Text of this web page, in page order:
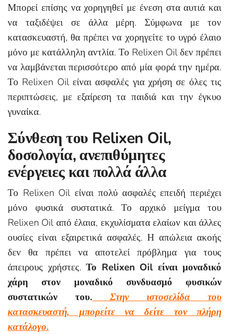
Μπορεί επίσης να χορηγηθεί με ένεση στα αυτιά και
να ταξιδέψει σε άλλα μέρη. Σύμφωνα με τον
κατασκευαστή, θα πρέπει να χορηγείτε το υγρό έλαιο
μόνο με κατάλληλη αντλία. Το Relixen Oil δεν πρέπει
να λαμβάνεται περισσότερο από μία φορά την ημέρα.
Το Relixen Oil είναι ασφαλές για χρήση σε όλες τις
περιπτώσεις, με εξαίρεση τα παιδιά και την έγκυο
γυναίκα.
Σύνθεση του Relixen Oil,
δοσολογία, ανεπιθύμητες
ενέργειες και πολλά άλλα
Το Relixen Oil είναι πολύ ασφαλές επειδή περιέχει
μόνο φυσικά συστατικά. Το αρχικό μείγμα του
Relixen Oil από έλαια, εκχυλίσματα ελαίων και άλλες
ουσίες είναι εξαιρετικά ασφαλές. Η απώλεια ακοής
δεν θα πρέπει να αποτελεί πρόβλημα για τους
άπειρους χρήστες. Το Relixen Oil είναι μοναδικό
χάρη στον μοναδικό συνδυασμό φυσικών
συστατικών του. Στην ιστοσελίδα του
κατασκευαστή, μπορείτε να δείτε τον πλήρη
κατάλογο.